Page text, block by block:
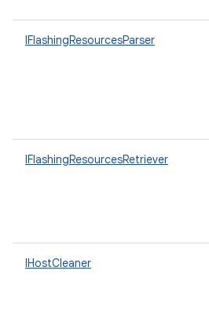
IFlashingResourcesParser
IFlashingResourcesRetriever
IHostCleaner